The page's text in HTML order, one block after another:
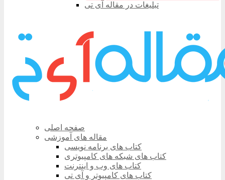
تبلیغات در مقاله آی تی
صفحه اصلی
مقاله های آموزشی
کتاب های برنامه نویسی
کتاب های شبکه های کامپیوتری
کتاب های وب و اینترنت
کتاب های کامپیوتر و آی تی